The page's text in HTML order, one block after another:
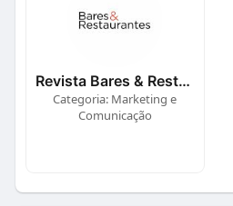
Revista Bares & Restaurantes
Categoria: Marketing e
Comunicação